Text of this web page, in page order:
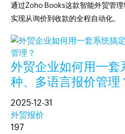
通过Zoho Books这款智能外贸管理
实现从询价到收款的全程自动化。
外贸企业如何用一套
种、多语言报价管理
2025-12-31
外贸报价
197